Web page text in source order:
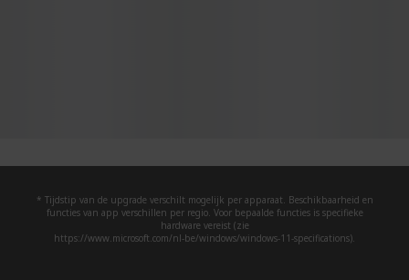
* Tijdstip van de upgrade verschilt mogelijk per apparaat. Beschikbaarheid en
functies van app verschillen per regio. Voor bepaalde functies is specifieke
hardware vereist (zie
https://www.microsoft.com/nl-be/windows/windows-11-specifications).